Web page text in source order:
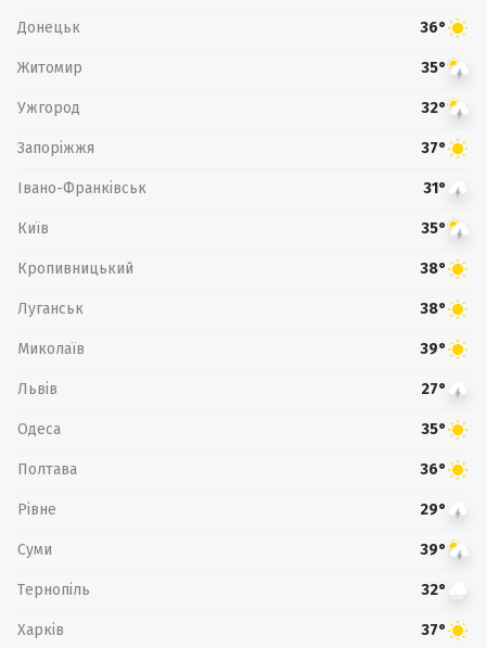
Донецьк 36°
Житомир 35°
Ужгород 32°
Запоріжжя 37°
Івано-Франківськ 31°
Київ 35°
Кропивницький 38°
Луганськ 38°
Миколаїв 39°
Львів 27°
Одеса 35°
Полтава 36°
Рівне 29°
Суми 39°
Тернопіль 32°
Харків 37°